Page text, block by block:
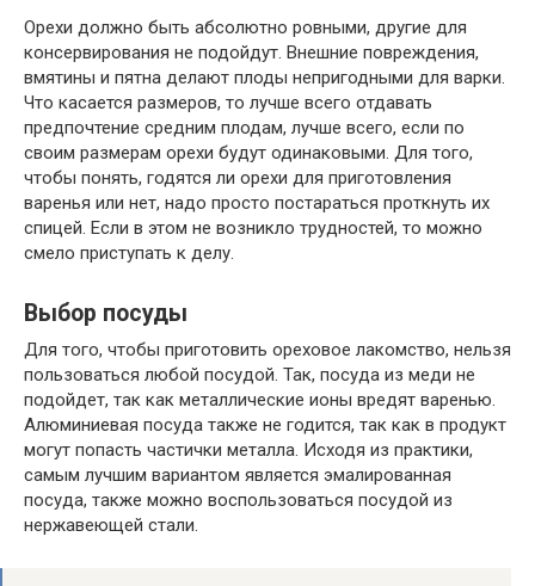
Орехи должно быть абсолютно ровными, другие для
консервирования не подойдут. Внешние повреждения,
вмятины и пятна делают плоды непригодными для варки.
Что касается размеров, то лучше всего отдавать
предпочтение средним плодам, лучше всего, если по
своим размерам орехи будут одинаковыми. Для того,
чтобы понять, годятся ли орехи для приготовления
варенья или нет, надо просто постараться проткнуть их
спицей. Если в этом не возникло трудностей, то можно
смело приступать к делу.
Выбор посуды
Для того, чтобы приготовить ореховое лакомство, нельзя
пользоваться любой посудой. Так, посуда из меди не
подойдет, так как металлические ионы вредят варенью.
Алюминиевая посуда также не годится, так как в продукт
могут попасть частички металла. Исходя из практики,
самым лучшим вариантом является эмалированная
посуда, также можно воспользоваться посудой из
нержавеющей стали.